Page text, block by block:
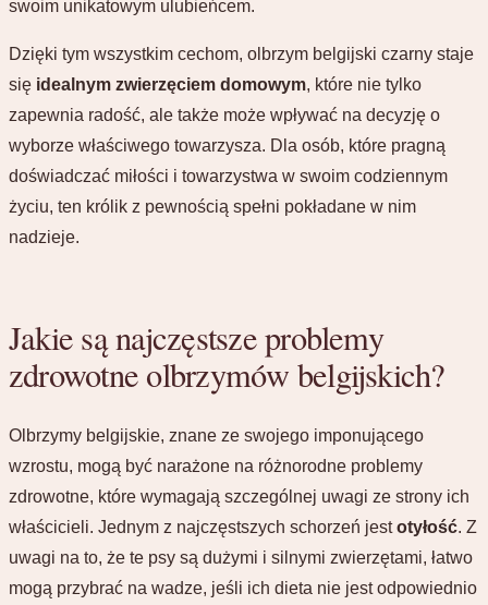
swoim unikatowym ulubieńcem.
Dzięki tym wszystkim cechom, olbrzym belgijski czarny staje
się idealnym zwierzęciem domowym, które nie tylko
zapewnia radość, ale także może wpływać na decyzję o
wyborze właściwego towarzysza. Dla osób, które pragną
doświadczać miłości i towarzystwa w swoim codziennym
życiu, ten królik z pewnością spełni pokładane w nim
nadzieje.
Jakie są najczęstsze problemy
zdrowotne olbrzymów belgijskich?
Olbrzymy belgijskie, znane ze swojego imponującego
wzrostu, mogą być narażone na różnorodne problemy
zdrowotne, które wymagają szczególnej uwagi ze strony ich
właścicieli. Jednym z najczęstszych schorzeń jestotyłość. Z
uwagi na to, że te psy są dużymi i silnymi zwierzętami, łatwo
mogą przybrać na wadze, jeśli ich dieta nie jest odpowiednio